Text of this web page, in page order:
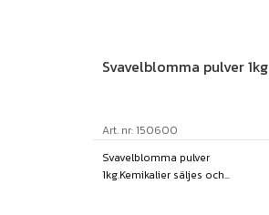
Svavelblomma pulver 1kg
Art. nr: 150600
Svavelblomma pulver
1kg.Kemikalier säljes och...